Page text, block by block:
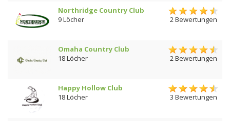
Northridge Country Club
9 Löcher
2 Bewertungen
Omaha Country Club
18 Löcher
2 Bewertungen
Happy Hollow Club
18 Löcher
3 Bewertungen